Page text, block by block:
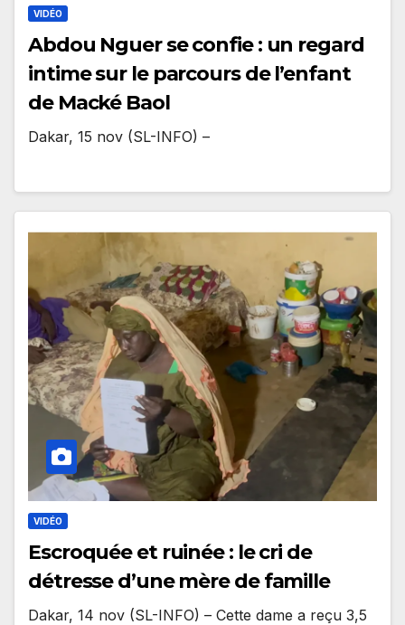
VIDÉO
Abdou Nguer se confie : un regard
intime sur le parcours de l’enfant
de Macké Baol
Dakar, 15 nov (SL-INFO) –
VIDÉO
Escroquée et ruinée : le cri de
détresse d’une mère de famille
Dakar, 14 nov (SL-INFO) – Cette dame a reçu 3,5